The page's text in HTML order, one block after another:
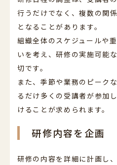
行うだけでなく、複数の関
となることがあります。
組織全体のスケジュールや
いを考え、研修の実施可能
切です。
また、季節や業務のピーク
るだけ多くの受講者が参加
けることが求められます。
研修内容を企画
研修の内容を詳細に計画し